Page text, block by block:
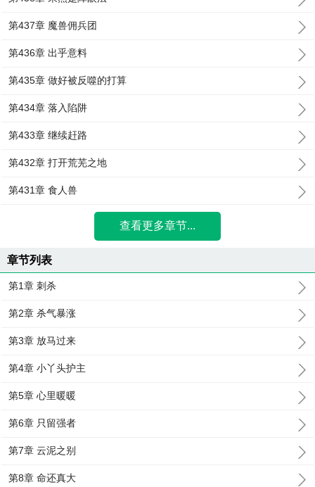
第437章 魔兽佣兵团
第436章 出乎意料
第435章 做好被反噬的打算
第434章 落入陷阱
第433章 继续赶路
第432章 打开荒芜之地
第431章 食人兽
查看更多章节...
章节列表
第1章 刺杀
第2章 杀气暴涨
第3章 放马过来
第4章 小丫头护主
第5章 心里暖暖
第6章 只留强者
第7章 云泥之别
第8章 命还真大